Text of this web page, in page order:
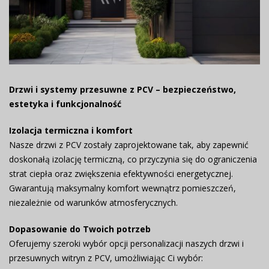
Drzwi i systemy przesuwne z PCV – bezpieczeństwo,
estetyka i funkcjonalność
Izolacja termiczna i komfort
Nasze drzwi z PCV zostały zaprojektowane tak, aby zapewnić
doskonałą izolację termiczną, co przyczynia się do ograniczenia
strat ciepła oraz zwiększenia efektywności energetycznej.
Gwarantują maksymalny komfort wewnątrz pomieszczeń,
niezależnie od warunków atmosferycznych.
Dopasowanie do Twoich potrzeb
Oferujemy szeroki wybór opcji personalizacji naszych drzwi i
przesuwnych witryn z PCV, umożliwiając Ci wybór: